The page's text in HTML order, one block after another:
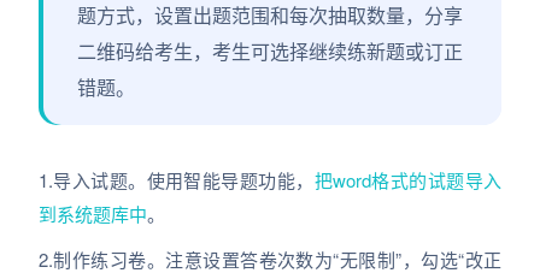
题方式，设置出题范围和每次抽取数量，分享
二维码给考生，考生可选择继续练新题或订正
错题。
1.导入试题。使用智能导题功能， 把word格式的试题导入
到系统题库中。
2.制作练习卷。注意设置答卷次数为“无限制”，勾选“改正